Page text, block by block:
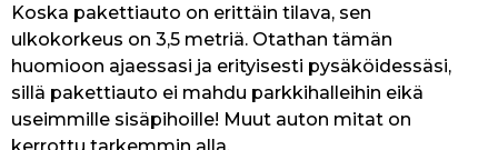
Koska pakettiauto on erittäin tilava, sen
ulkokorkeus on 3,5 metriä. Otathan tämän
huomioon ajaessasi ja erityisesti pysäköidessäsi,
sillä pakettiauto ei mahdu parkkihalleihin eikä
useimmille sisäpihoille! Muut auton mitat on